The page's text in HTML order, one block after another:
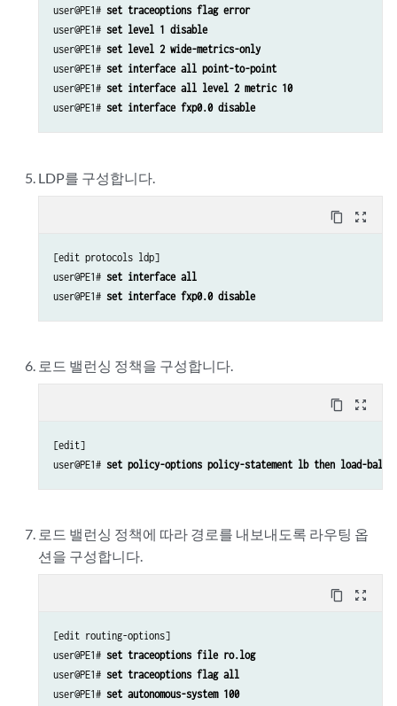
user@PE1# set traceoptions flag error
user@PE1# set level 1 disable
user@PE1# set level 2 wide-metrics-only
user@PE1# set interface all point-to-point
user@PE1# set interface all level 2 metric 10
user@PE1# set interface fxp0.0 disable
LDP를 구성합니다.
content_copy zoom_out_map
[edit protocols ldp]
user@PE1# set interface all
user@PE1# set interface fxp0.0 disable
로드 밸런싱 정책을 구성합니다.
content_copy zoom_out_map
[edit]
user@PE1# set policy-options policy-statement lb then load-
로드 밸런싱 정책에 따라 경로를 내보내도록 라우팅 옵
션을 구성합니다.
content_copy zoom_out_map
[edit routing-options]
user@PE1# set traceoptions file ro.log
user@PE1# set traceoptions flag all
user@PE1# set autonomous-system 100